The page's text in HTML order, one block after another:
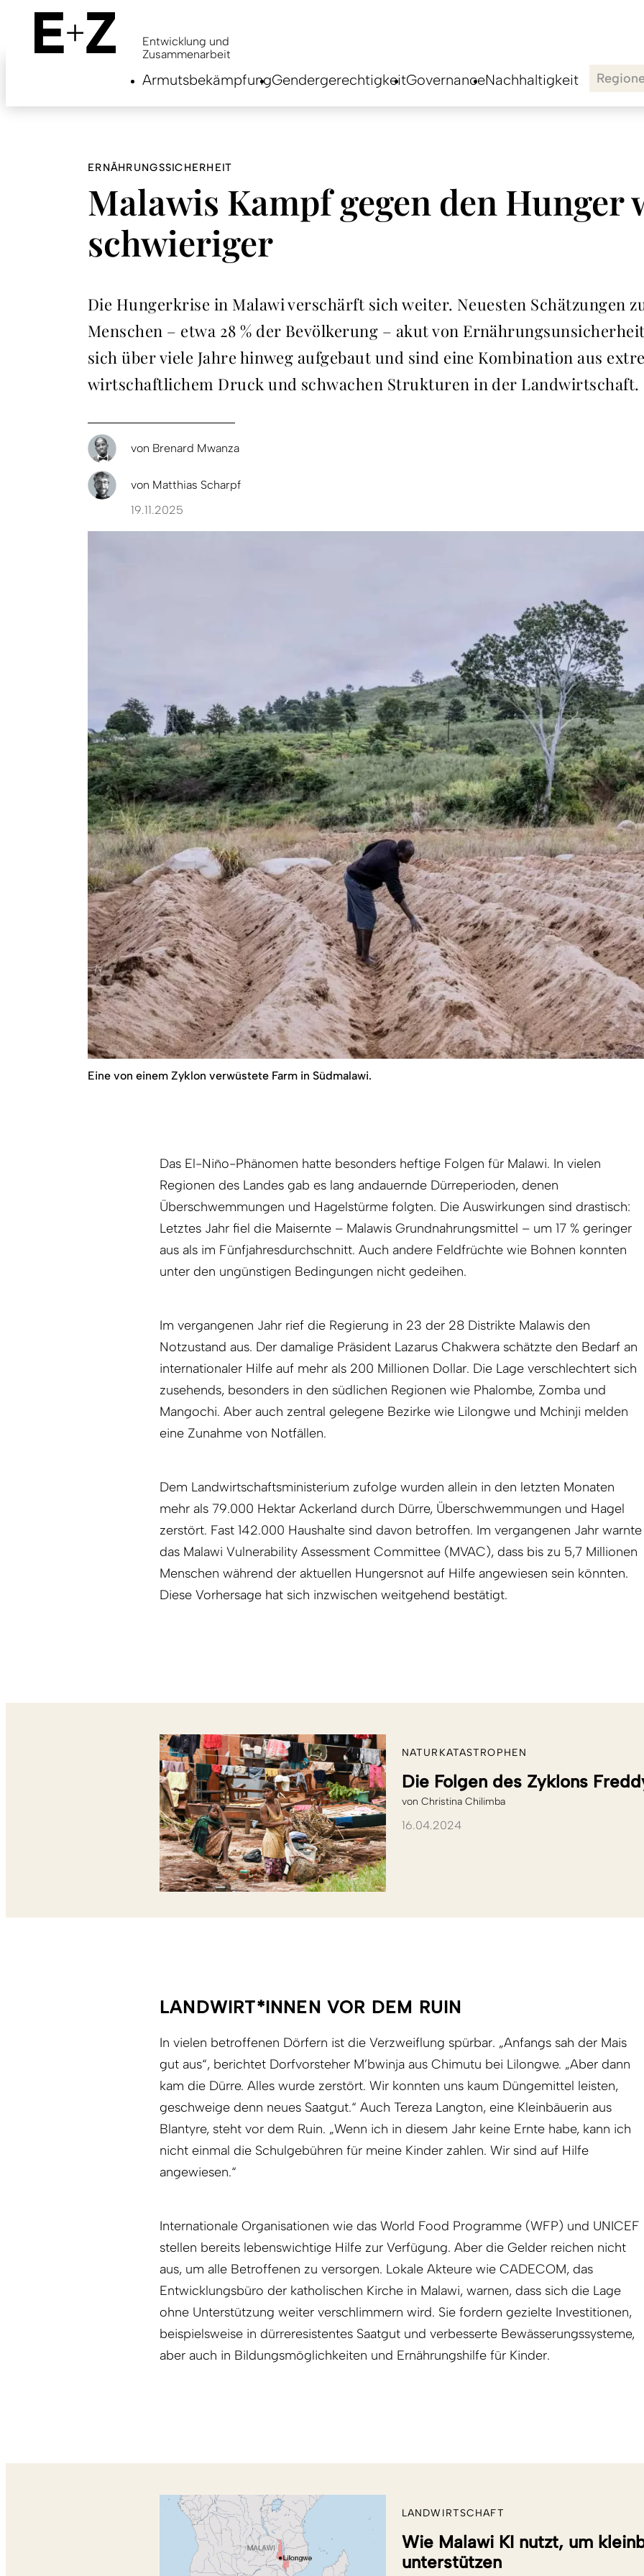
content
Entwicklung und
Zusammenarbeit
ArmutsbekämpfungGendergerechtigkeitGovernanceNachhaltigkeit
ERNÄHRUNGSSICHERHEIT
Malawis Kampf gegen den
schwieriger
Die Hungerkrise in Malawi verschärft sich weiter. Neuesten Schätzungen
Menschen – etwa 28 % der Bevölkerung – akut von
sich über viele Jahre hinweg aufgebaut und sind eine Kombination aus
wirtschaftlichem Druck und schwachen Strukturen in der Landwirtschaft.
von Brenard Mwanza
von Matthias Scharpf
19.11.2025
Eine von einem Zyklon verwüstete Farm in Südmalawi.
Das El-Niño-Phänomen hatte besonders heftige Folgen für Malawi. In vielen
Regionen des Landes gab es lang andauernde Dürreperioden, denen
Überschwemmungen und Hagelstürme folgten. Die Auswirkungen sind drastisch:
Letztes Jahr fiel die Maisernte – Malawis Grundnahrungsmittel – um 17 % geringer
aus als im Fünfjahresdurchschnitt. Auch andere Feldfrüchte wie Bohnen konnten
unter den ungünstigen Bedingungen nicht gedeihen.
Im vergangenen Jahr rief die Regierung in 23 der 28 Distrikte Malawis den
Notzustand aus. Der damalige Präsident Lazarus Chakwera schätzte den Bedarf an
internationaler Hilfe auf mehr als 200 Millionen Dollar. Die Lage verschlechtert sich
zusehends, besonders in den südlichen Regionen wie Phalombe, Zomba und
Mangochi. Aber auch zentral gelegene Bezirke wie Lilongwe und Mchinji melden
eine Zunahme von Notfällen.
Dem Landwirtschaftsministerium zufolge wurden allein in den letzten Monaten
mehr als 79.000 Hektar Ackerland durch Dürre, Überschwemmungen und Hagel
zerstört. Fast 142.000 Haushalte sind davon betroffen. Im vergangenen Jahr warnte
das Malawi Vulnerability Assessment Committee (MVAC), dass bis zu 5,7 Millionen
Menschen während der aktuellen Hungersnot auf Hilfe angewiesen sein könnten.
Diese Vorhersage hat sich inzwischen weitgehend bestätigt.
NATURKATASTROPHEN
Die Folgen des Zyklons
von Christina Chilimba
16.04.2024
LANDWIRT*INNEN VOR DEM RUIN
In vielen betroffenen Dörfern ist die Verzweiflung spürbar. „Anfangs sah der Mais
gut aus“, berichtet Dorfvorsteher M’bwinja aus Chimutu bei Lilongwe. „Aber dann
kam die Dürre. Alles wurde zerstört. Wir konnten uns kaum Düngemittel leisten,
geschweige denn neues Saatgut.“ Auch Tereza Langton, eine Kleinbäuerin aus
Blantyre, steht vor dem Ruin. „Wenn ich in diesem Jahr keine Ernte habe, kann ich
nicht einmal die Schulgebühren für meine Kinder zahlen. Wir sind auf Hilfe
angewiesen.“
Internationale Organisationen wie das World Food Programme (WFP) und UNICEF
stellen bereits lebenswichtige Hilfe zur Verfügung. Aber die Gelder reichen nicht
aus, um alle Betroffenen zu versorgen. Lokale Akteure wie CADECOM, das
Entwicklungsbüro der katholischen Kirche in Malawi, warnen, dass sich die Lage
ohne Unterstützung weiter verschlimmern wird. Sie fordern gezielte Investitionen,
beispielsweise in dürreresistentes Saatgut und verbesserte Bewässerungssysteme,
aber auch in Bildungsmöglichkeiten und Ernährungshilfe für Kinder.
LANDWIRTSCHAFT
Wie Malawi KI nutzt, um
unterstützen